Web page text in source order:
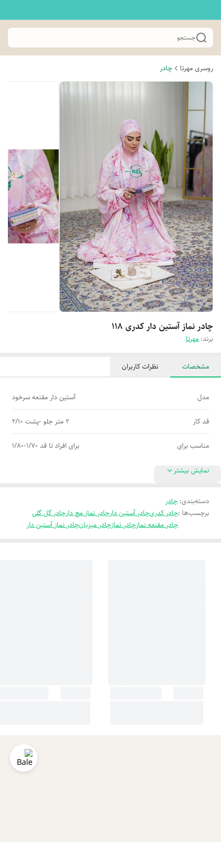
جستجو
روسری مهرتا چادر
چادر نماز آستین دار کدری 118
برند: مهرتا
مشخصات نظرات کاربران
مدل آستین دار مقنعه سرخود
قد کار 2 متر جلو -پشت 2/10
مناسب برای برای افراد تا قد 1/70-1/80
نمایش بیشتر
دسته‌بندی: چادر
برچسب‌ها :چادر کدریچادر آستین دارچادر نماز مچ دارچادر گل گلی
چادر مقنعه نمازچادر نمازچادر میزبانچادر نماز آستین دار